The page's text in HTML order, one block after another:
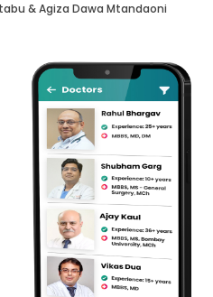
& Agiza Dawa Mtandaoni